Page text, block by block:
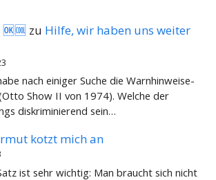
zu Hilfe, wir haben uns weiter
nach einiger Suche die Warnhinweise-
Show II von 1974). Welche der
diskriminierend sein…
kotzt mich an
ist sehr wichtig: Man braucht sich nicht